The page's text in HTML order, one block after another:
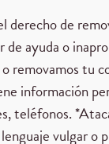
derecho de
de ayuda o
removamos tu
información
teléfonos.
vulgar o